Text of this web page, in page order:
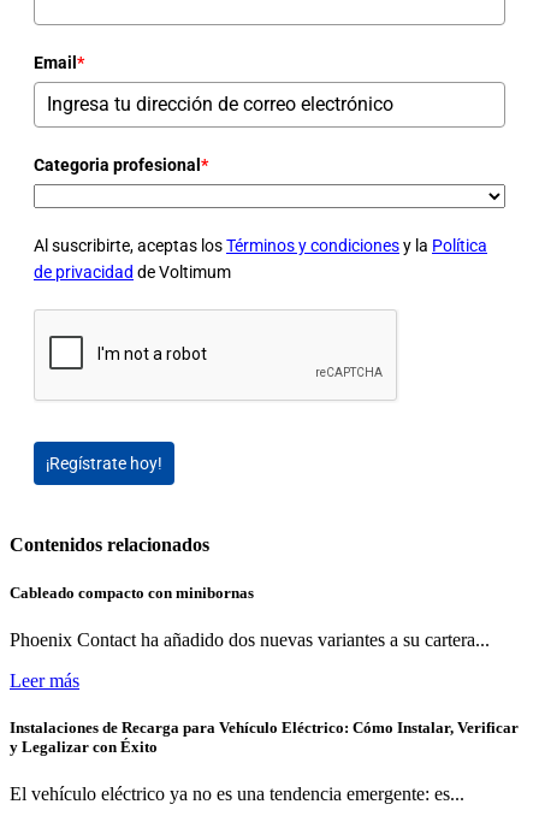
Email *
Categoria profesional *
Al suscribirte, aceptas losTérminos y condicionesy la Política
de privacidad de Voltimum
¡Regístrate hoy!
Contenidos relacionados
Cableado compacto con minibornas
Phoenix Contact ha añadido dos nuevas variantes a su cartera...
Leer más
Instalaciones de Recarga para Vehículo Eléctrico: Cómo Instalar, Verificar
y Legalizar con Éxito
El vehículo eléctrico ya no es una tendencia emergente: es...